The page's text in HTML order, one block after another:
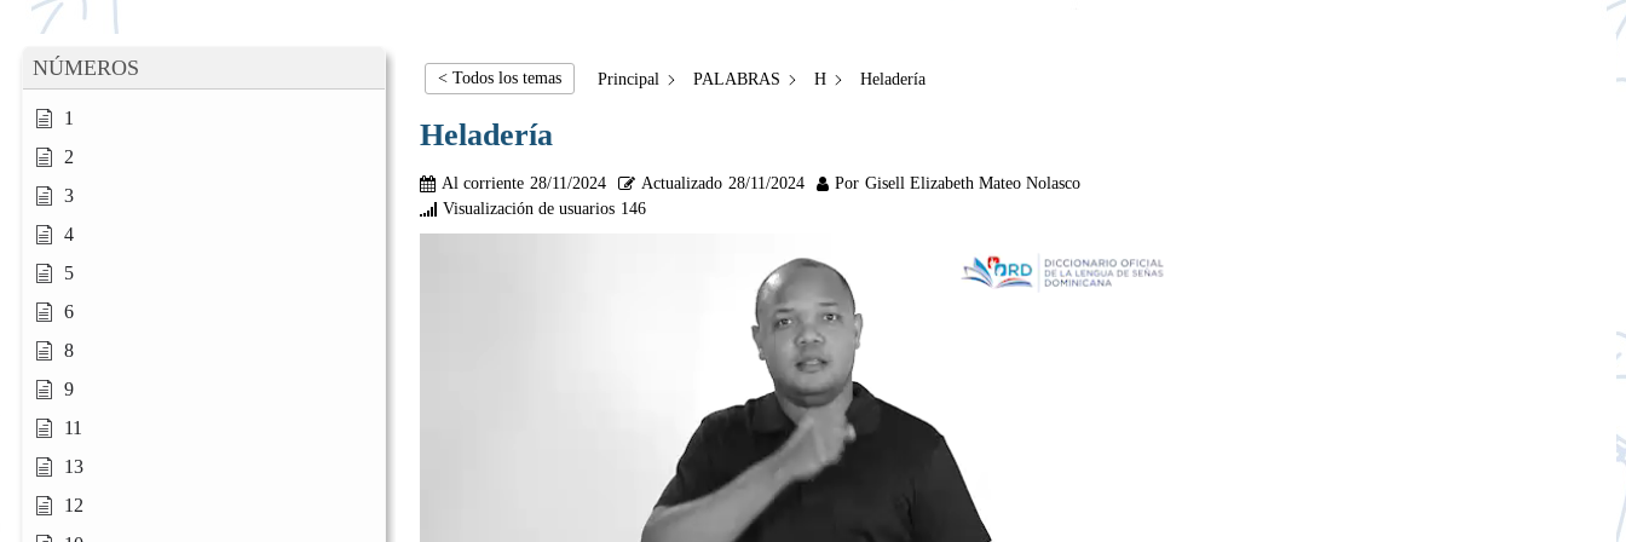
NÚMEROS
1
2
3
4
5
6
8
9
11
13
12
< Todos los temas Principal PALABRAS H Heladería
Heladería
Al corriente 28/11/2024 Actualizado 28/11/2024 Por Gisell Elizabeth Mateo Nolasco
Visualización de usuarios 146